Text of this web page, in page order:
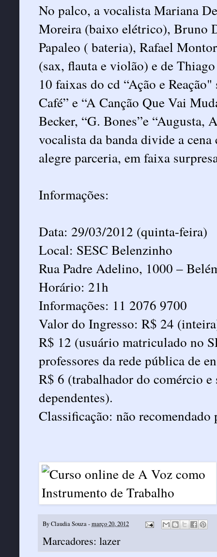
No palco, a vocalista Mariana
Moreira (baixo elétrico), Bruno
Papaleo ( bateria), Rafael
(sax, flauta e violão) e de
10 faixas do cd “Ação e
Café” e “A Canção Que Vai
Becker, “G. Bones”e “Augusta,
vocalista da banda divide a
alegre parceria, em faixa
Informações:
Data: 29/03/2012 (quinta-feira)
Local: SESC Belenzinho
Rua Padre Adelino, 1000 –
Horário: 21h
Informações: 11 2076 9700
Valor do Ingresso: R$ 24
R$ 12 (usuário matriculado no
professores da rede pública de
R$ 6 (trabalhador do comércio
dependentes).
Classificação: não recomendado
ByClaudia Souza-março 20, 2012
Marcadores: lazer